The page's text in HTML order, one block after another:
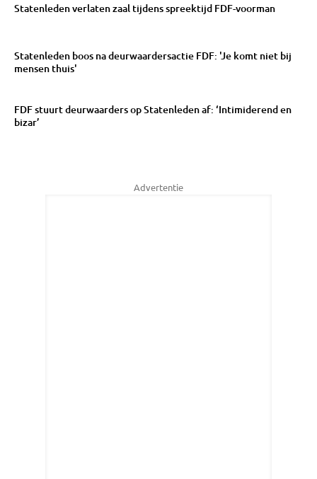
Statenleden verlaten zaal tijdens spreektijd FDF-voorman
Statenleden boos na deurwaardersactie FDF: 'Je komt niet bij
mensen thuis'
FDF stuurt deurwaarders op Statenleden af: ‘Intimiderend en
bizar’
Advertentie